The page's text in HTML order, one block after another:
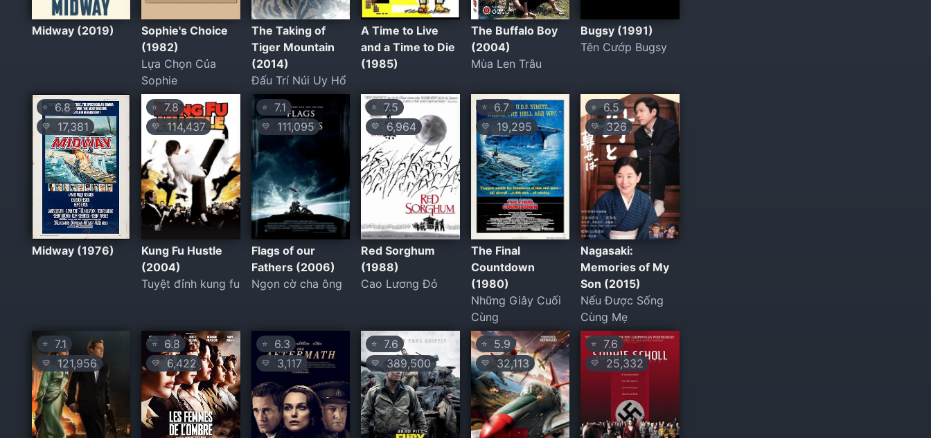
Midway (2019)
Sophie's Choice
(1982)
Lựa Chọn Của
Sophie
The Taking of
Tiger Mountain
(2014)
Đấu Trí Núi Uy Hổ
A Time to Live
and a Time to Die
(1985)
The Buffalo Boy
(2004)
Mùa Len Trâu
Bugsy (1991)
Tên Cướp Bugsy
⭐ 6.8
💛 17,381
Midway (1976)
⭐ 7.8
💛 114,437
Kung Fu Hustle
(2004)
Tuyệt đỉnh kung fu
⭐7.1
💛 111,095
Flags of our
Fathers (2006)
Ngọn cờ cha ông
⭐ 7.5
💛 6,964
Red Sorghum
(1988)
Cao Lương Đỏ
⭐6.7
💛 19,295
The Final
Countdown
(1980)
Những Giây Cuối
Cùng
⭐ 6.5
💛 326
Nagasaki:
Memories of My
Son (2015)
Nếu Được Sống
Cùng Mẹ
⭐ 7.1
💛 121,956
⭐ 6.8
💛 6,422
⭐6.3
💛 3,117
⭐ 7.6
💛 389,500
⭐5.9
💛 32,113
⭐ 7.6
💛 25,332